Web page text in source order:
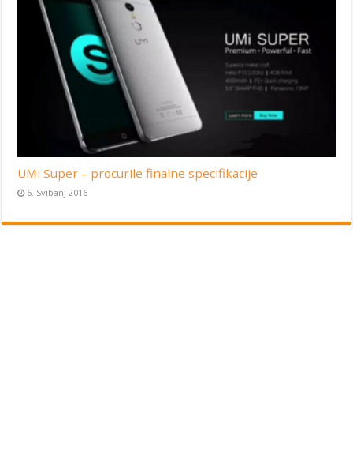
UMi Super – procurile finalne specifikacije
6. Svibanj 2016